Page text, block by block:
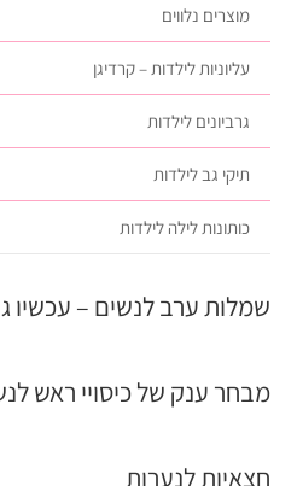
מוצרים נלווים
עליוניות לילדות – קרדיגן
גרביונים לילדות
תיקי גב לילדות
כותונות לילה לילדות
שמלות ערב לנשים – עכשיו
מבחר ענק של כיסויי ראש
חצאיות לנערות